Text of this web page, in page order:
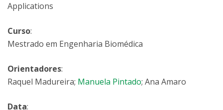
Applications
Curso:
Mestrado em Engenharia Biomédica
Orientadores:
Raquel Madureira; Manuela Pintado; Ana Amaro
Data: